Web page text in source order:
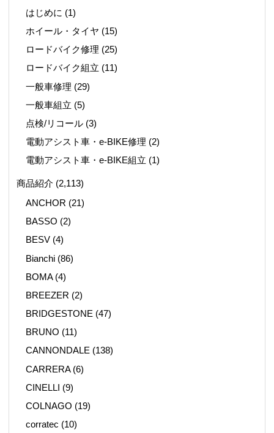
はじめに (1)
ホイール・タイヤ (15)
ロードバイク修理 (25)
ロードバイク組立 (11)
一般車修理 (29)
一般車組立 (5)
点検/リコール (3)
電動アシスト車・e-BIKE修理 (2)
電動アシスト車・e-BIKE組立 (1)
商品紹介 (2,113)
ANCHOR (21)
BASSO (2)
BESV (4)
Bianchi (86)
BOMA(4)
BREEZER (2)
BRIDGESTONE (47)
BRUNO (11)
CANNONDALE (138)
CARRERA(6)
CINELLI (9)
COLNAGO (19)
corratec (10)